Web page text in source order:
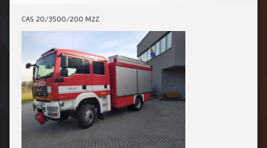
CAS 20/3500/200 M2Z